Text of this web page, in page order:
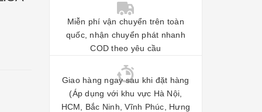
Miễn phí vận chuyển trên toàn
quốc, nhận chuyển phát nhanh
COD theo yêu cầu
Giao hàng ngay sau khi đặt hàng
(Áp dụng với khu vực Hà Nội,
HCM, Bắc Ninh, Vĩnh Phúc, Hưng